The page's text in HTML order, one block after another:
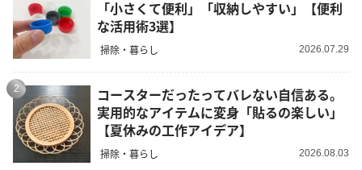
「小さくて便利」「収納しやすい」【便利
な活用術3選】
掃除・暮らし 2026.07.29
2
コースターだったってバレない自信ある。
実用的なアイテムに変身「貼るの楽しい」
【夏休みの工作アイデア】
掃除・暮らし 2026.08.03